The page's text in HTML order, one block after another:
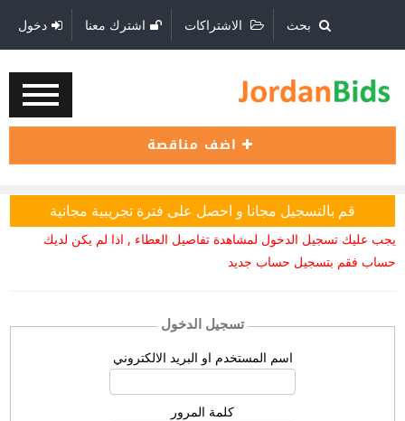
بحث الاشتراكات اشترك معنا دخول
اضف مناقصة
قم بالتسجيل مجانا و احصل على فترة تجريبية مجانية
يجب عليك تسجيل الدخول لمشاهدة تفاصيل العطاء , اذا لم يكن لديك
حساب فقم بتسجيل حساب جديد
تسجيل الدخول
اسم المستخدم او البريد الالكتروني
كلمة المرور